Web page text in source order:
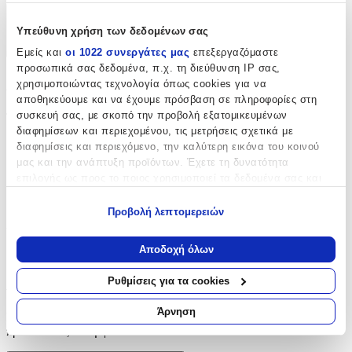
Υπεύθυνη χρήση των δεδομένων σας
Εμείς και οι 1022 συνεργάτες μας επεξεργαζόμαστε
προσωπικά σας δεδομένα, π.χ. τη διεύθυνση IP σας,
χρησιμοποιώντας τεχνολογία όπως cookies για να
αποθηκεύουμε και να έχουμε πρόσβαση σε πληροφορίες στη
συσκευή σας, με σκοπό την προβολή εξατομικευμένων
διαφημίσεων και περιεχομένου, τις μετρήσεις σχετικά με
διαφημίσεις και περιεχόμενο, την καλύτερη εικόνα του κοινού
μας και την ανάπτυξη προϊόντων. Έχετε τη δυνατότητα
Να συλλέξουμε πληροφορίες σχετικά με τη γεωγραφική
σας τοποθεσία, οι οποίες μπορεί να είναι ακριβείς σε
απόσταση μερικών μέτρων
Να αναγνωρίσουμε τη συσκευή σας σαρώνοντας ενεργά
για συγκεκριμένα χαρακτηριστικά (δακτυλικό αποτύπωμα)
Μάθετε περισσότερα σχετικά με τον τρόπο επεξεργασίας των
προσωπικών σας δεδομένων και καθορίστε τις προτιμήσεις σας
Προβολή λεπτομερειών
Αποδοχή όλων
Ρυθμίσεις για τα cookies
Άρνηση
Χαρακτηριστικά
+
Χαρακτηριστικά
Τύπος:
Μπρελόκ
με Led
Αξιολογήσεις
Προς το παρόν δεν υπάρχουν άλλες αξιολογήσεις. Όταν
προστεθούν, θα εμφανιστούν εδώ.